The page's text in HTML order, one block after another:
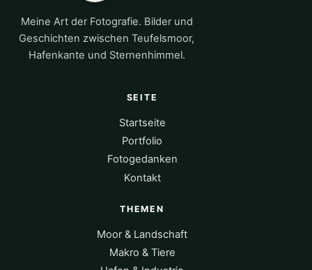
Meine Art der Fotografie. Bilder und
Geschichten zwischen Teufelsmoor,
Hafenkante und Sternenhimmel.
SEITE
Startseite
Portfolio
Fotogedanken
Kontakt
THEMEN
Moor & Landschaft
Makro & Tiere